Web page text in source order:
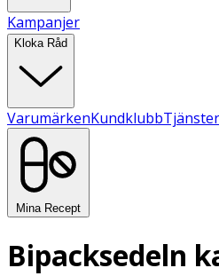
Kampanjer
Kloka Råd
VarumärkenKundklubbTjänster
Mina Recept
Bipacksedeln